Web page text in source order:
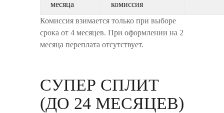
месяца
комиссия
Комиссия взимается только при выборе
срока от 4 месяцев. При оформлении на 2
месяца переплата отсутствует.
СУПЕР СПЛИТ
(ДО 24 МЕСЯЦЕВ)